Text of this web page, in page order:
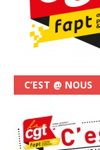
C’EST @ NOUS